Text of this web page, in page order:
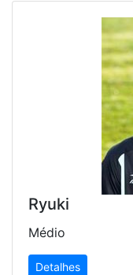
Ryuki
Médio
Detalhes